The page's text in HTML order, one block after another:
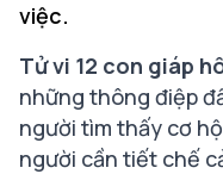
việc.
Tử vi 12 con giáp
những thông điệp
người tìm thấy cơ
người cần tiết chế